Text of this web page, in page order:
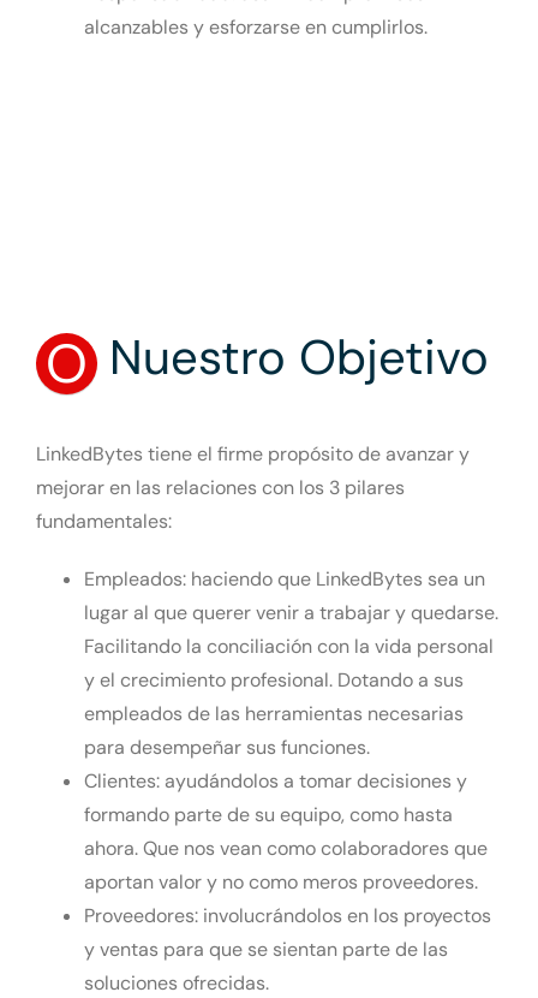
alcanzables y esforzarse en cumplirlos.
O Nuestro Objetivo
LinkedBytes tiene el firme propósito de avanzar y
mejorar en las relaciones con los 3 pilares
fundamentales:
Empleados: haciendo que LinkedBytes sea un
lugar al que querer venir a trabajar y quedarse.
Facilitando la conciliación con la vida personal
y el crecimiento profesional. Dotando a sus
empleados de las herramientas necesarias
para desempeñar sus funciones.
Clientes: ayudándolos a tomar decisiones y
formando parte de su equipo, como hasta
ahora. Que nos vean como colaboradores que
aportan valor y no como meros proveedores.
Proveedores: involucrándolos en los proyectos
y ventas para que se sientan parte de las
soluciones ofrecidas.